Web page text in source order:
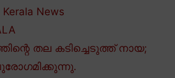
Kerala News
തല കടിച്ചെടുത്ത് നായ;